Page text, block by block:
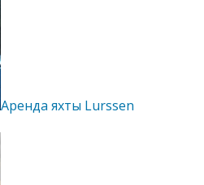
Аренда яхты Lurssen